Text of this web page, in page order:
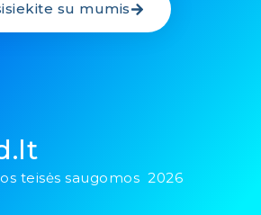
su mumis
teisės saugomos 2026